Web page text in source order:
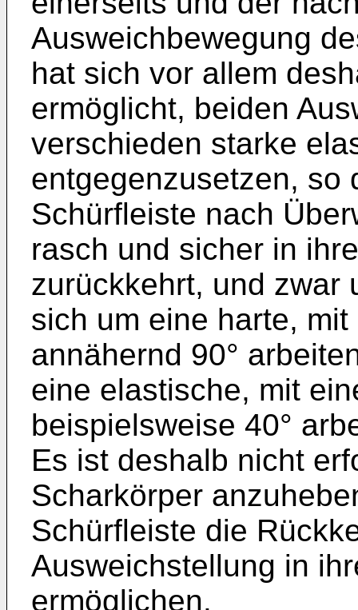
Ausweichbewegung
hat sich vor allem
ermöglicht, beiden
verschieden starke
entgegenzusetzen, so
Schürfleiste nach
rasch und sicher in
zurückkehrt, und zwar
sich um eine harte,
annähernd 90°
eine elastische, mit
beispielsweise 40°
Es ist deshalb nicht
Scharkörper
Schürfleiste die
Ausweichstellung in
ermöglichen.